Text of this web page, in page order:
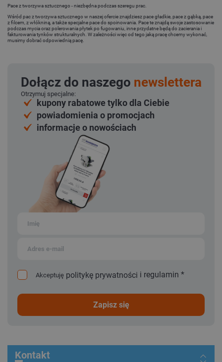
Pace z tworzywa sztucznego - niezbędna podczas szeregu prac.
Wśród pac z tworzywa sztucznego w naszej ofercie znajdziesz pace gładkie, pace z gąbką, pace
z filcem, z włókniną, a także specjalne pace do spoinowania. Pace te znajdą swoje zastosowanie
podczas mycia oraz polerowania płytek po fugowaniu, inne przydatne będą do zacierania i
fakturowania tynków strukturalnych. W zależności więc od tego jaką pracę chcemy wykonać,
musimy dobrać odpowiednią pacę.
Dołącz do naszego newslettera
Otrzymuj specjalne:
kupony rabatowe tylko dla Ciebie
powiadomienia o promocjach
informacje o nowościach
Akceptuję politykę prywatności i regulamin *
zapisz się
Kontakt